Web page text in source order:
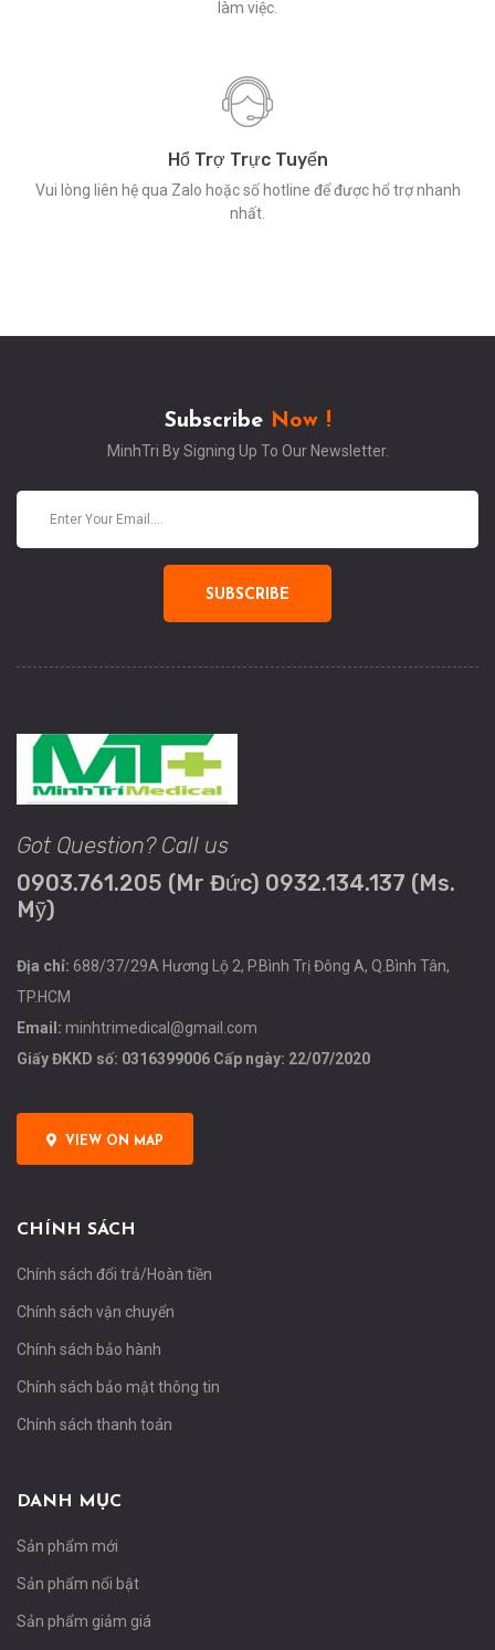
làm việc.
Hổ Trợ Trực Tuyến
Vui lòng liên hệ qua Zalo hoặc số hotline để được hổ trợ nhanh
nhất.
Subscribe Now !
MinhTri By Signing Up To Our Newsletter.
SUBSCRIBE
Got Question? Call us
0903.761.205 (Mr Đức) 0932.134.137 (Ms.
Mỹ)
Địa chỉ: 688/37/29A Hương Lộ 2, P.Bình Trị Đông A, Q.Bình Tân,
TP.HCM
Email: minhtrimedical@gmail.com
Giấy ĐKKD số: 0316399006 Cấp ngày: 22/07/2020
VIEW ON MAP
CHÍNH SÁCH
Chính sách đổi trả/Hoàn tiền
Chính sách vận chuyển
Chính sách bảo hành
Chính sách bảo mật thông tin
Chính sách thanh toán
DANH MỤC
Sản phẩm mới
Sản phẩm nổi bật
Sản phẩm giảm giá